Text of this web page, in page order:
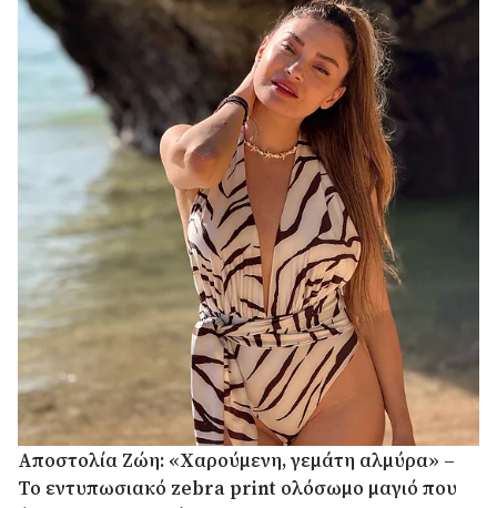
Αποστολία Ζώη: «Χαρούμενη, γεμάτη αλμύρα» –
Το εντυπωσιακό zebra print ολόσωμο μαγιό που